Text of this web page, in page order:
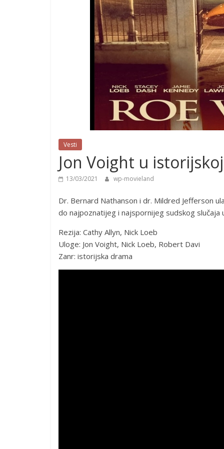
Vesti
Jon Voight u
13/03/2021 wp-movieland
Dr. Bernard Nathanson i dr. Mildred Jefferson
do najpoznatijeg i najspornijeg sudskog slučaja
Rezija: Cathy Allyn, Nick Loeb
Uloge: Jon Voight, Nick Loeb, Robert Davi
Zanr: istorijska drama